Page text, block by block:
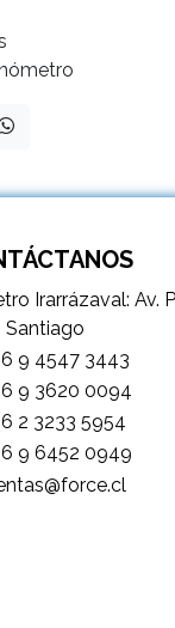
Irarrázaval: Av.
Santiago
9 4547 3443
9 3620 0094
2 3233 5954
9 6452 0949